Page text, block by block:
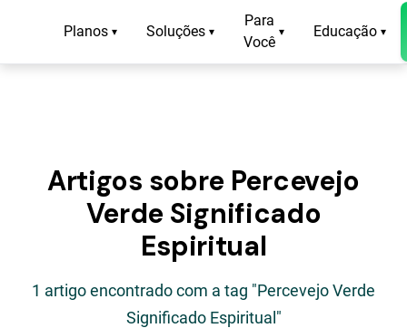
Planos ▾ Soluções ▾
Para
Você
▾ Educação ▾
Artigos sobre Percevejo
Verde Significado
Espiritual
1 artigo encontrado com a tag "Percevejo Verde
Significado Espiritual"